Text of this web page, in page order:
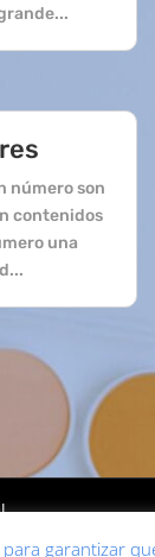
número son
contenidos
una
para garantizar